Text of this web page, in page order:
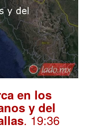
en los
y del
. 19:36